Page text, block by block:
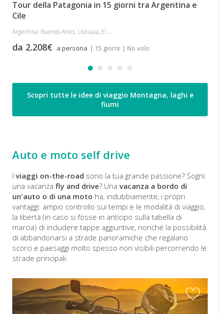
Tour della Patagonia in 15 giorni tra Argentina e
Cile
Argentina: Buenos Aires, Ushuaia, El ...
da 2.208€ a persona | 15 giorni | No volo
Scopri tutte le idee di viaggio Montagna, laghi e
fiumi
Auto e moto self drive
I viaggi on-the-road sono la tua grande passione? Sogni
una vacanza fly and drive? Una vacanza a bordo di
un'auto o di una moto ha, indubbiamente, i propri
vantaggi: ampio controllo sui tempi e le modalità di viaggio,
la libertà (in caso si fosse in anticipo sulla tabella di
marcia) di includere tappe aggiuntive, nonché la possibilità
di abbandonarsi a strade panoramiche che regalano
scorci e paesaggi molto spesso non visibili percorrendo le
strade principali.